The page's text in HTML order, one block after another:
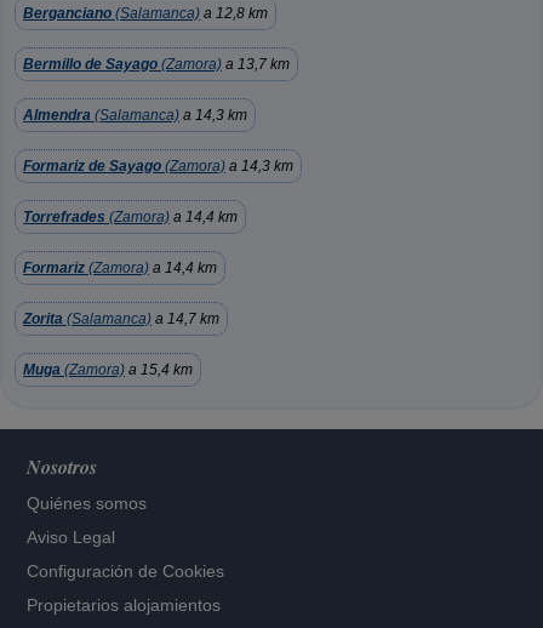
Berganciano (Salamanca) a 12,8 km
Bermillo de Sayago (Zamora) a 13,7 km
Almendra (Salamanca) a 14,3 km
Formariz de Sayago (Zamora) a 14,3 km
Torrefrades (Zamora) a 14,4 km
Formariz (Zamora) a 14,4 km
Zorita (Salamanca) a 14,7 km
Muga (Zamora) a 15,4 km
Nosotros
Quiénes somos
Aviso Legal
Configuración de Cookies
Propietarios alojamientos